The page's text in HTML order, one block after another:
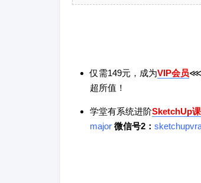
仅需149元，成为VIP会员⋘
超所值！
学堂有系统进阶SketchUp
major 微信号2：